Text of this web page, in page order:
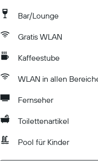
Bar/Lounge
Gratis WLAN
Kaffeestube
WLAN in allen
Fernseher
Toilettenartikel
Pool für Kinder